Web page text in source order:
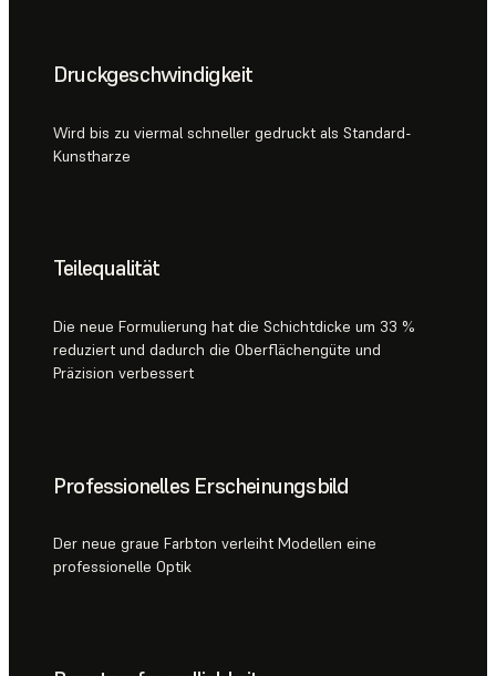
Druckgeschwindigkeit
Wird bis zu viermal schneller gedruckt als Standard-
Kunstharze
Teilequalität
Die neue Formulierung hat die Schichtdicke um 33 %
reduziert und dadurch die Oberflächengüte und
Präzision verbessert
Professionelles Erscheinungsbild
Der neue graue Farbton verleiht Modellen eine
professionelle Optik